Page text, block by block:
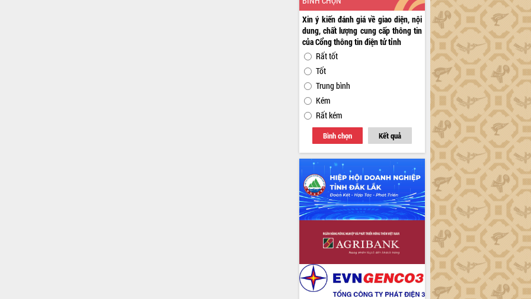
Xin ý kiến đánh giá về giao diện, nội
dung, chất lượng cung cấp thông tin
của Cổng thông tin điện tử tỉnh
Rất tốt
Tốt
Trung bình
Kém
Rất kém
Bình chọn Kết quả